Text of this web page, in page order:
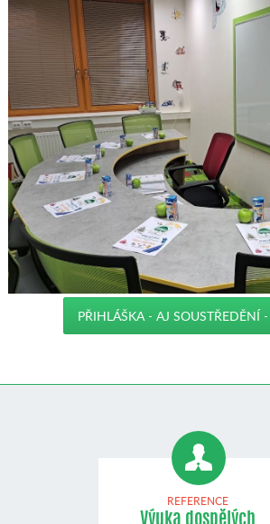
PŘIHLÁŠKA - AJ SOUSTŘEDĚNÍ
REFERENCE